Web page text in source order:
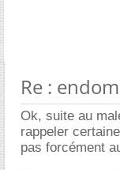
Re :
Ok, suite au
rappeler
pas forcément